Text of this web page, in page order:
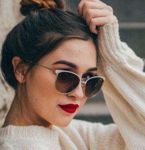
découvrir d'autres modèles de